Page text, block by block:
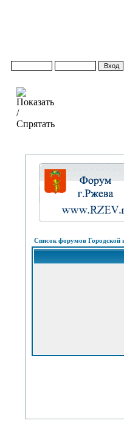
Список форумов Городской